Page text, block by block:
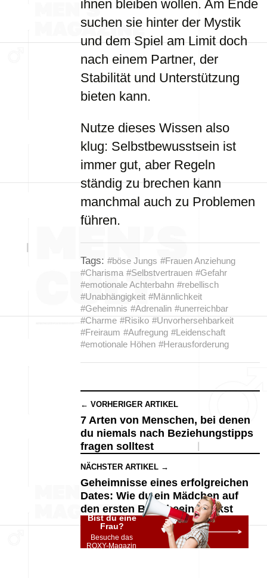
ihnen bleiben wollen. Am Ende
suchen sie hinter der Mystik
und dem Spiel am Limit doch
nach einem Partner, der
Stabilität und Unterstützung
bieten kann.
Nutze dieses Wissen also
klug: Selbstbewusstsein ist
immer gut, aber Regeln
ständig zu brechen kann
manchmal auch zu Problemen
führen.
Tags: #böse Jungs #Frauen Anziehung
#Charisma #Selbstvertrauen #Gefahr
#emotionale Achterbahn #rebellisch
#Unabhängigkeit #Männlichkeit
#Geheimnis #Adrenalin #unerreichbar
#Charme #Risiko #Unvorhersehbarkeit
#Freiraum #Aufregung #Leidenschaft
#emotionale Höhen #Herausforderung
← VORHERIGER ARTIKEL
7 Arten von Menschen, bei denen
du niemals nach Beziehungstipps
fragen solltest
NÄCHSTER ARTIKEL →
Geheimnisse eines erfolgreichen
Dates: Wie du ein Mädchen auf
den ersten Blick beeindruckst
Bist du eine
Frau?
Besuche das
ROXY-Magazin